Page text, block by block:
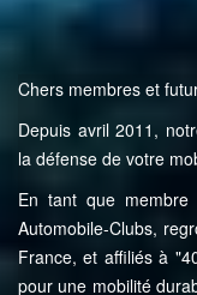
Chers membres et
Depuis avril 2011,
la défense de votre
En tant que
Automobile-Clubs,
France, et affiliés à
pour une mobilité